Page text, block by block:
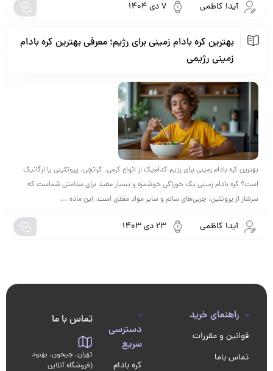
آیدا کاظمی 7 دی 1404
بهترین کره بادام زمینی برای رژیم؛ معرفی بهترین کره بادام
زمینی رژیمی
بهترین کره بادام زمینی برای رژیم کدام‌یک از انواع کرمی، کرانچی، پروتئینی یا ارگانیک
است؟ کره بادام زمینی یک خوراکی خوشمزه و بسیار مفید برای سلامتی شماست که
سرشار از پروتئین، چربی‌های سالم و سایر مواد مغذی است. این ماده ...
آیدا کاظمی 23 دی 1403
راهنمای خرید
قوانین و مقررات
تماس باما
دسترسی
سریع
کره بادام
تماس با ما
تهران، جیحون، بهنود
(فروشگاه آنلاین